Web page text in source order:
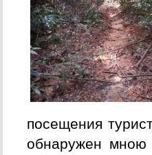
посещения
обнаружен мною